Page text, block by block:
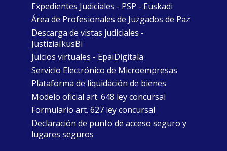
Expedientes Judiciales - PSP - Euskadi
Área de Profesionales de Juzgados de Paz
Descarga de vistas judiciales -
JustiziaIkusBi
Juicios virtuales - EpaiDigitala
Servicio Electrónico de Microempresas
Plataforma de liquidación de bienes
Modelo oficial art. 648 ley concursal
Formulario art. 627 ley concursal
Declaración de punto de acceso seguro y
lugares seguros